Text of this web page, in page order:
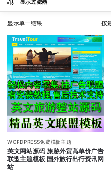
显示过滤器
显示单一结果
WORDPRESS免费模板主题
英文网站源码 旅游外贸高单价广告
联盟主题模板 国外旅行出行资讯网
站